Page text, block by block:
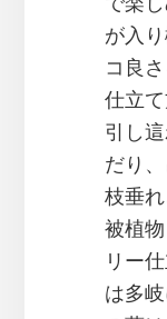
で楽
が入
コ良
仕立
引し
だり
枝垂
被植
リー
は多